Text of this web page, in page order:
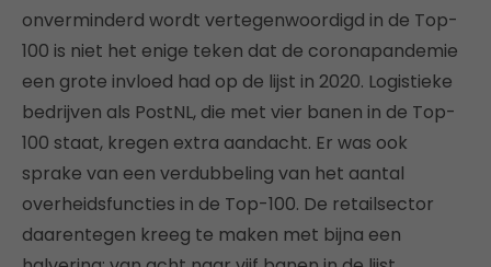
onverminderd wordt vertegenwoordigd in de Top-
100 is niet het enige teken dat de coronapandemie
een grote invloed had op de lijst in 2020. Logistieke
bedrijven als PostNL, die met vier banen in de Top-
100 staat, kregen extra aandacht. Er was ook
sprake van een verdubbeling van het aantal
overheidsfuncties in de Top-100. De retailsector
daarentegen kreeg te maken met bijna een